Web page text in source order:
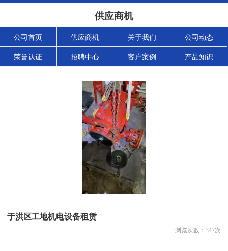
供应商机
公司首页 供应商机 关于我们 公司动态
荣誉认证 招聘中心 客户案例 产品知识
于洪区工地机电设备租赁
浏览次数： 347次